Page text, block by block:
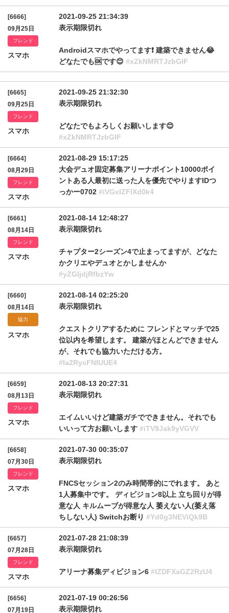
[6666]
09月25日
フレンド
スマホ
2021-09-25 21:34:39
表示期限切れ
Androidスマホでやってます❗ 建築できません😂
どなたでも🆗です😊 #xZkNMRTJzbGlF
[6665]
09月25日
フレンド
スマホ
2021-09-25 21:32:30
表示期限切れ
どなたでもよろしくお願いします😊
#xZkNMRTJzbGlF
[6664]
08月29日
フレンド
スマホ
2021-08-29 15:17:25
大会デュオ固定募集アリーナポイント10000ポイ
ントある人最初に送った人を優先でやりますIDつ
っかー0702 #iVGxlZFlXd0k4
[6661]
08月14日
フレンド
スマホ
2021-08-14 12:48:27
表示期限切れ
チャプター2シーズン4で止まってますが、どなた
かクリエやデュオとかしませんか
#yZGljdjRfbzYw
[6660]
08月14日
協力
スマホ
2021-08-14 02:25:20
表示期限切れ
クエストクリアするために フレンドとマッチで25
位以内を希望します。 建築がほとんどできません
が、それでも協力いただける方。
#Ia2RycFNlUUE4
[6659]
08月13日
フレンド
スマホ
2021-08-13 20:27:31
表示期限切れ
エイムいいけど建築ガチでできません。それでも
いいって方お願いします #iTV9Jak9yVGVV
[6658]
07月30日
フレンド
スマホ
2021-07-30 00:35:07
表示期限切れ
FNCSセッション2のみ時間帯的にでれます。 あと
1人募集中です。 ディビジョン8以上 立ち回りが得
意な人 キルムーブが得意な人 萎えない人(萎え落
ちしない人) Switchお断り #Yd0g3NEViQk9B
[6657]
07月28日
フレンド
スマホ
2021-07-28 21:08:39
表示期限切れ
アリーナ募集ディビジョン6 #IZDFXaGZ2RzU4
[6656]
07月19日
2021-07-19 00:26:56
表示期限切れ